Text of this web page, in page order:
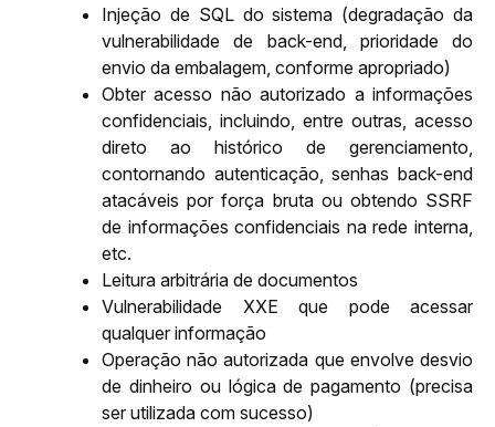
Injeção de SQL do sistema (degradação da
vulnerabilidade de back-end, prioridade do
envio da embalagem, conforme apropriado)
Obter acesso não autorizado a informações
confidenciais, incluindo, entre outras, acesso
direto ao histórico de gerenciamento,
contornando autenticação, senhas back-end
atacáveis por força bruta ou obtendo SSRF
de informações confidenciais na rede interna,
etc.
Leitura arbitrária de documentos
Vulnerabilidade XXE que pode acessar
qualquer informação
Operação não autorizada que envolve desvio
de dinheiro ou lógica de pagamento (precisa
ser utilizada com sucesso)